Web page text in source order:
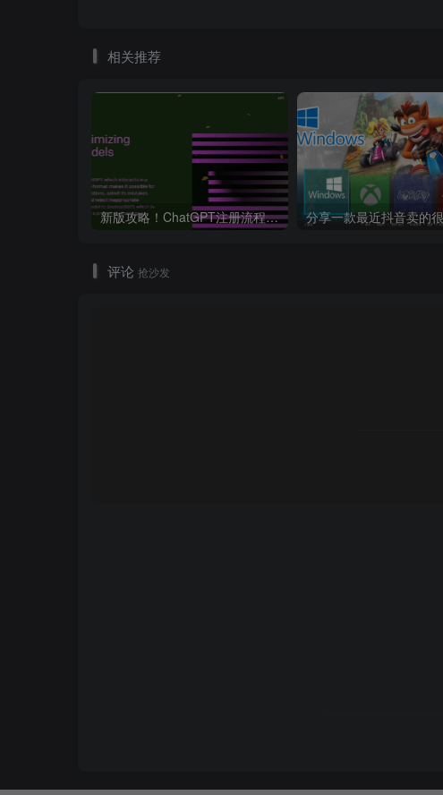
相关推荐
新版攻略！ChatGPT注册流程，超详细基础教程！【ChatGPT】
评论 抢沙发